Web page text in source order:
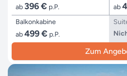
ab 396 € p.P.
ab
Balkonkabine
ab499 € p.P.
Zum